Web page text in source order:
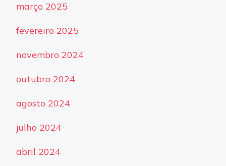
março 2025
fevereiro 2025
novembro 2024
outubro 2024
agosto 2024
julho 2024
abril 2024